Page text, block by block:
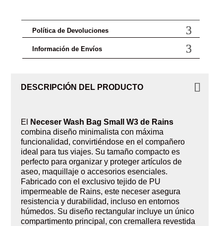
Política de Devoluciones
Información de Envíos
DESCRIPCIÓN DEL PRODUCTO
El
Neceser Wash Bag Small W3 de Rains
combina diseño minimalista con máxima
funcionalidad, convirtiéndose en el compañero
ideal para tus viajes. Su tamaño compacto es
perfecto para organizar y proteger artículos de
aseo, maquillaje o accesorios esenciales.
Fabricado con el exclusivo tejido de PU
impermeable de Rains, este neceser asegura
resistencia y durabilidad, incluso en entornos
húmedos. Su diseño rectangular incluye un único
compartimento principal, con cremallera revestida